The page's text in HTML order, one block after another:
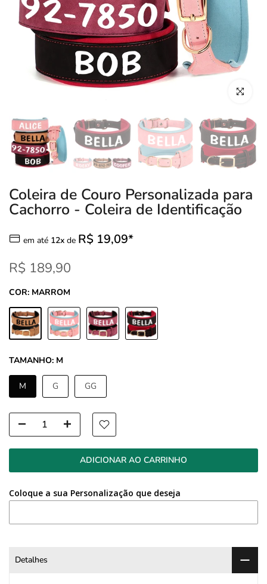
Clique
Coleira de Couro Personalizada para
Cachorro - Coleira de Identificação
em até 12x de R$ 19,09*
R$ 189,90
COR: MARROM
TAMANHO: M
M G GG
ADICIONAR AO CARRINHO
Coloque a sua Personalização que deseja
Detalhes